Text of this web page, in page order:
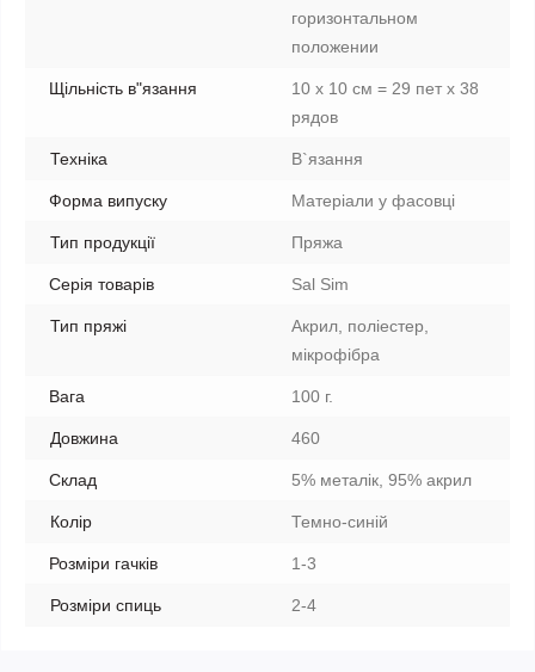
горизонтальном
положении
Щільність в"язання
10 х 10 см = 29 пет х 38
рядов
Техніка В`язання
Форма випуску Матеріали у фасовці
Тип продукції Пряжа
Серія товарів Sal Sim
Тип пряжі
Акрил, поліестер,
мікрофібра
Вага 100 г.
Довжина 460
Склад 5% металік, 95% акрил
Колір Темно-синій
Розміри гачків 1-3
Розміри спиць 2-4